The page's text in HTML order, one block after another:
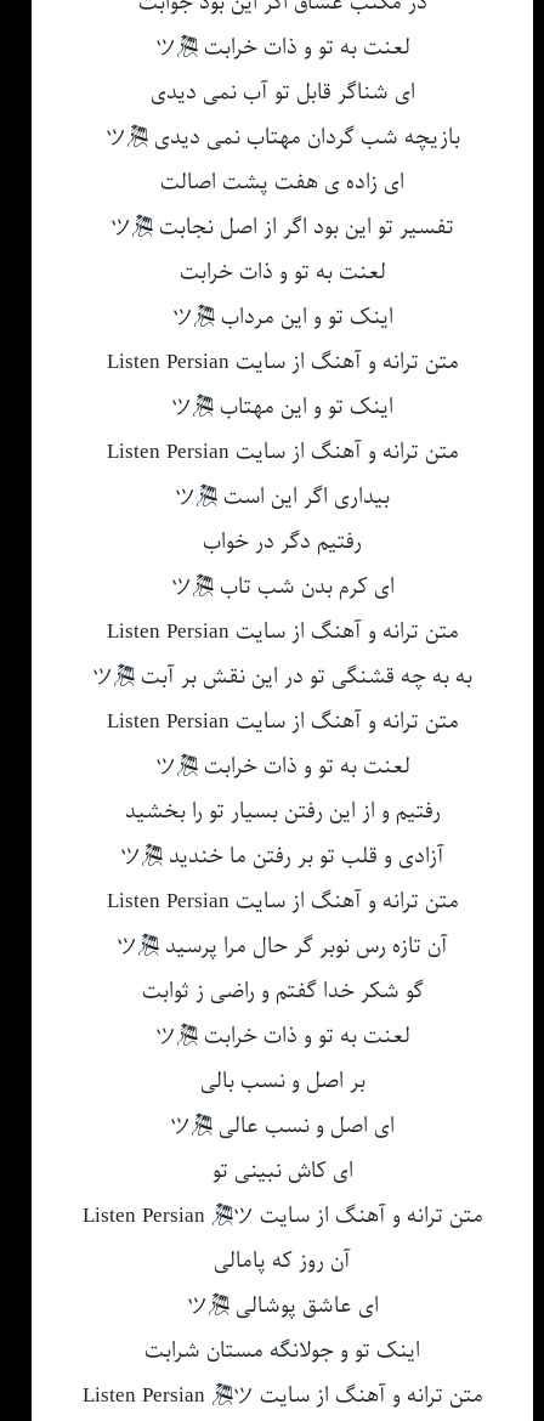
لعنت به تو و ذات خرابت 🎘ツ
ای شناگر قابل تو آب نمی دیدی
بازیچه شب گردان مهتاب نمی دیدی 🎘ツ
ای زاده ی هفت پشت اصالت
تفسیر تو این بود اگر از اصل نجابت 🎘ツ
لعنت به تو و ذات خرابت
اینک تو و این مرداب 🎘ツ
متن ترانه و آهنگ از سایت Listen Persian
اینک تو و این مهتاب 🎘ツ
متن ترانه و آهنگ از سایت Listen Persian
بیداری اگر این است 🎘ツ
رفتیم دگر در خواب
ای کرم بدن شب تاب 🎘ツ
متن ترانه و آهنگ از سایت Listen Persian
به به چه قشنگی تو در این نقش بر آبت 🎘ツ
متن ترانه و آهنگ از سایت Listen Persian
لعنت به تو و ذات خرابت 🎘ツ
رفتیم و از این رفتن بسیار تو را بخشید
آزادی و قلب تو بر رفتن ما خندید 🎘ツ
متن ترانه و آهنگ از سایت Listen Persian
آن تازه رس نوبر گر حال مرا پرسید 🎘ツ
گو شکر خدا گفتم و راضی ز ثوابت
لعنت به تو و ذات خرابت 🎘ツ
بر اصل و نسب بالی
ای اصل و نسب عالی 🎘ツ
ای کاش نبینی تو
متن ترانه و آهنگ از سایت Listen Persian 🎘ツ
آن روز که پامالی
ای عاشق پوشالی 🎘ツ
اینک تو و جولانگه مستان شرابت
متن ترانه و آهنگ از سایت Listen Persian 🎘ツ